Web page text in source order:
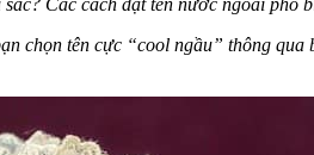
Các cách đặt tên nước ngoài
chọn tên cực “cool ngầu” thông